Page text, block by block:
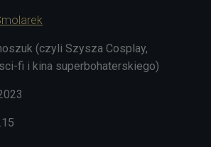
(czyli Szysza Cosplay,
fi i kina superbohaterskiego)